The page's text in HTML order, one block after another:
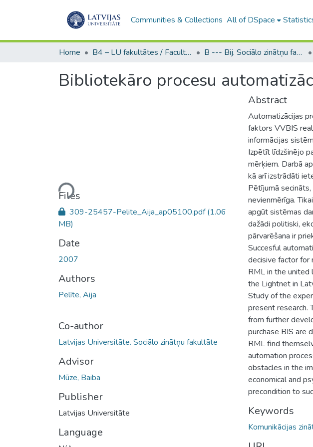
Communities & Collections All of DSpace
Home B4 – LU fakultātes / Faculties of the UL B --- Bij. Sociālo zinātņu fakultātes noslēguma darbi / Faculty of Social Sciences - Graduate works
Bibliotekāro procesu
Loading...
Files
309-25457-Pelite_Aija_ap05100.pdf(1.06
MB)
Date
2007
Authors
Pelīte, Aija
Co-author
Latvijas Universitāte. Sociālo zinātņu fakultāte
Advisor
Mūze, Baiba
Publisher
Latvijas Universitāte
Language
Abstract
Automatizācijas
faktors VVBIS
informācijas
Izpētīt līdzšinējo
mērķiem. Darbā
kā arī izstrādāti
Pētījumā
nevienmērīga.
apgūt sistēmas
dažādi politiski,
pārvarēšana ir
Succesful
decisive factor
RML in the united
the Lightnet in
Study of the
present research.
from further
purchase BIS are
RML find
automation
obstacles in the
economical and
precondition to
Keywords
Komunikācijas